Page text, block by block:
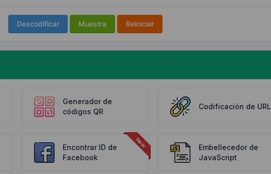
Descodificar Muestra Reiniciar
Generador de
códigos QR
Codificación de URL
Encontrar ID de
Facebook
Embellecedor de
JavaScript